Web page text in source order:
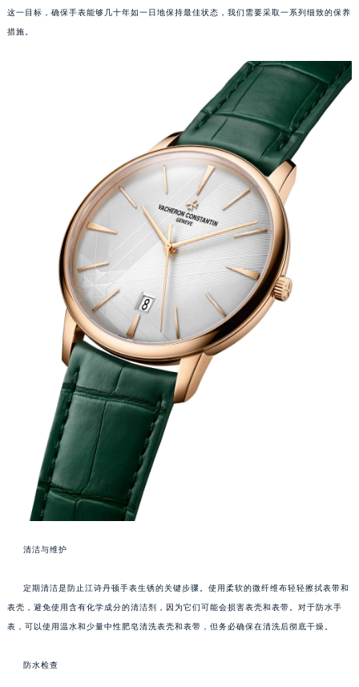
这一目标，确保手表能够几十年如一日地保持最佳状态，我们需要采取一系列细致的保养
措施。
清洁与维护
定期清洁是防止江诗丹顿手表生锈的关键步骤。使用柔软的微纤维布轻轻擦拭表带和
表壳，避免使用含有化学成分的清洁剂，因为它们可能会损害表壳和表带。对于防水手
表，可以使用温水和少量中性肥皂清洗表壳和表带，但务必确保在清洗后彻底干燥。
防水检查